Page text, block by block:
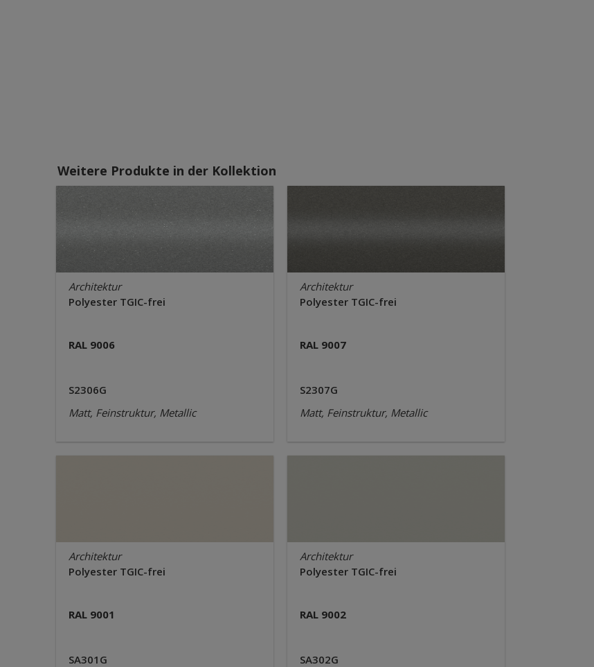
Weitere Produkte in der Kollektion
Architektur
Polyester TGIC-frei
RAL 9006
S2306G
Matt, Feinstruktur, Metallic
Architektur
Polyester TGIC-frei
RAL 9007
S2307G
Matt, Feinstruktur, Metallic
Architektur
Polyester TGIC-frei
RAL 9001
SA301G
Architektur
Polyester TGIC-frei
RAL 9002
SA302G